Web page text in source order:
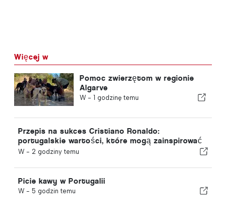
Więcej w
Pomoc zwierzętom w regionie
Algarve
W - 1 godzinę temu
Przepis na sukces Cristiano Ronaldo:
portugalskie wartości, które mogą zainspirować
każdego
W - 2 godziny temu
Picie kawy w Portugalii
W - 5 godzin temu